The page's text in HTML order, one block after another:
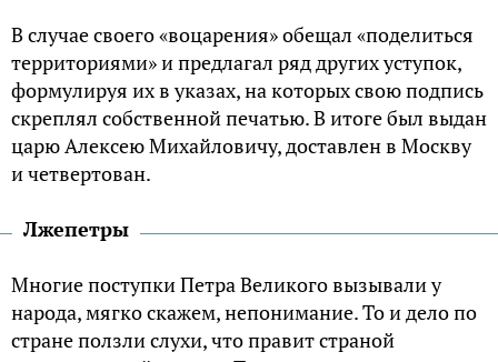
В случае своего «воцарения» обещал «поделиться
территориями» и предлагал ряд других уступок,
формулируя их в указах, на которых свою подпись
скреплял собственной печатью. В итоге был выдан
царю Алексею Михайловичу, доставлен в Москву
и четвертован.
Лжепетры
Многие поступки Петра Великого вызывали у
народа, мягко скажем, непонимание. То и дело по
стране ползли слухи, что правит страной